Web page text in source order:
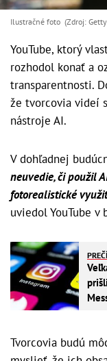
Ilustračné foto (Zdroj:
YouTube, ktorý
rozhodol konať a
transparentnosti.
že tvorcovia videí
nástroje AI.
V dohľadnej
neuvedie, či použil
fotorealistické
uviedol YouTube v
Tvorcovia budú